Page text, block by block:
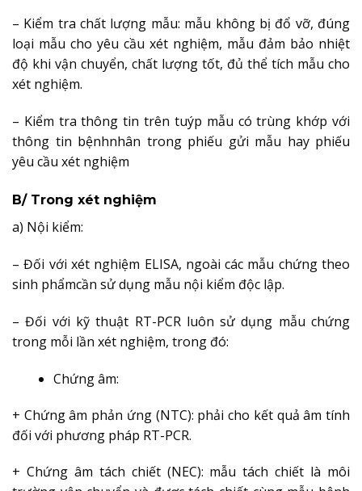
– Kiểm tra chất lượng mẫu: mẫu không bị đổ vỡ, đúng
loại mẫu cho yêu cầu xét nghiệm, mẫu đảm bảo nhiệt
độ khi vận chuyển, chất lượng tốt, đủ thể tích mẫu cho
xét nghiệm.
– Kiểm tra thông tin trên tuýp mẫu có trùng khớp với
thông tin bệnhnhân trong phiếu gửi mẫu hay phiếu
yêu cầu xét nghiệm
B/ Trong xét nghiệm
a) Nội kiểm:
– Đối với xét nghiệm ELISA, ngoài các mẫu chứng theo
sinh phẩmcần sử dụng mẫu nội kiểm độc lập.
– Đối với kỹ thuật RT-PCR luôn sử dụng mẫu chứng
trong mỗi lần xét nghiệm, trong đó:
Chứng âm:
+ Chứng âm phản ứng (NTC): phải cho kết quả âm tính
đối với phương pháp RT-PCR.
+ Chứng âm tách chiết (NEC): mẫu tách chiết là môi